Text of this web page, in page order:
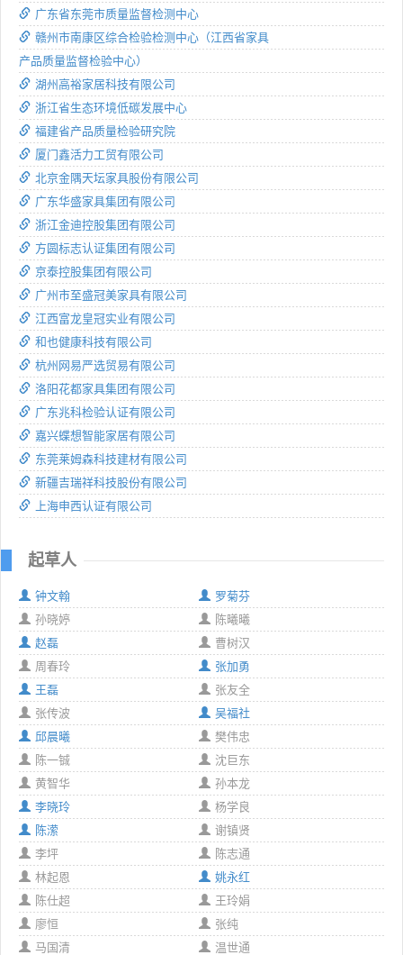
广东省东莞市质量监督检测中心
赣州市南康区综合检验检测中心（江西省家具
产品质量监督检验中心）
湖州高裕家居科技有限公司
浙江省生态环境低碳发展中心
福建省产品质量检验研究院
厦门鑫活力工贸有限公司
北京金隅天坛家具股份有限公司
广东华盛家具集团有限公司
浙江金迪控股集团有限公司
方圆标志认证集团有限公司
京泰控股集团有限公司
广州市至盛冠美家具有限公司
江西富龙皇冠实业有限公司
和也健康科技有限公司
杭州网易严选贸易有限公司
洛阳花都家具集团有限公司
广东兆科检验认证有限公司
嘉兴蝶想智能家居有限公司
东莞莱姆森科技建材有限公司
新疆吉瑞祥科技股份有限公司
上海申西认证有限公司
起草人
钟文翰
罗菊芬
孙晓婷
陈曦曦
赵磊
曹树汉
周春玲
张加勇
王磊
张友全
张传波
吴福社
邱晨曦
樊伟忠
陈一铖
沈巨东
黄智华
孙本龙
李晓玲
杨学良
陈潆
谢镇贤
李坪
陈志通
林起恩
姚永红
陈仕超
王玲娟
廖恒
张纯
马国清
温世通